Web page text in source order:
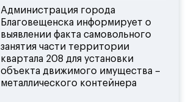
Администрация города
Благовещенска информирует о
выявлении факта самовольного
занятия части территории
квартала 208 для установки
объекта движимого имущества –
металлического контейнера